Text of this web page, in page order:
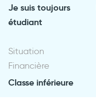
Je suis toujours
étudiant
Situation
Financière
Classe inférieure